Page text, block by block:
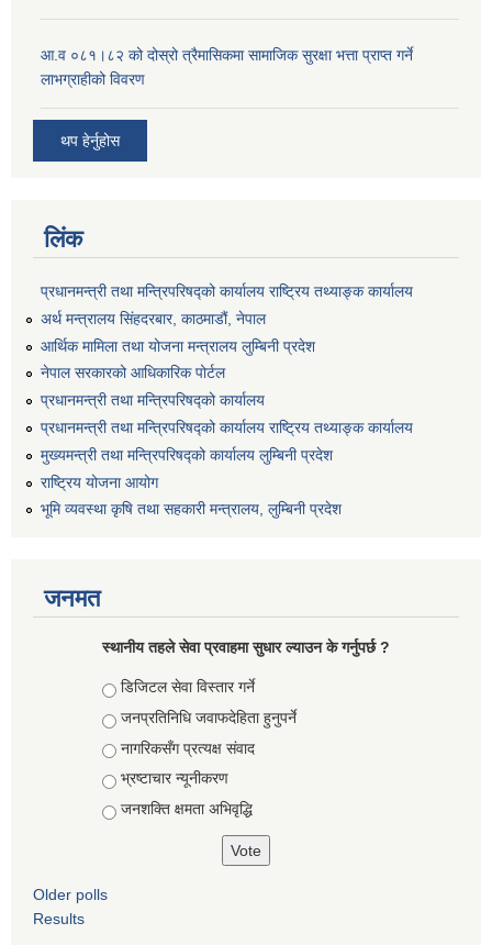
आ.व ०८१।८२ को दोस्रो त्रैमासिकमा सामाजिक सुरक्षा भत्ता प्राप्त गर्ने
लाभग्राहीको विवरण
थप हेर्नुहोस
लिंक
प्रधानमन्त्री तथा मन्त्रिपरिषद्को कार्यालय राष्ट्रिय तथ्याङ्क कार्यालय
अर्थ मन्त्रालय सिंहदरबार, काठमाडौं, नेपाल
आर्थिक मामिला तथा योजना मन्त्रालय लुम्बिनी प्रदेश
नेपाल सरकारको आधिकारिक पोर्टल
प्रधानमन्त्री तथा मन्त्रिपरिषद्को कार्यालय
प्रधानमन्त्री तथा मन्त्रिपरिषद्को कार्यालय राष्ट्रिय तथ्याङ्क कार्यालय
मुख्यमन्त्री तथा मन्त्रिपरिषद्को कार्यालय लुम्बिनी प्रदेश
राष्ट्रिय योजना आयोग
भूमि व्यवस्था कृषि तथा सहकारी मन्त्रालय, लुम्बिनी प्रदेश
जनमत
स्थानीय तहले सेवा प्रवाहमा सुधार ल्याउन के गर्नुपर्छ ?
Choices
डिजिटल सेवा विस्तार गर्ने
जनप्रतिनिधि जवाफदेहिता हुनुपर्ने
नागरिकसँग प्रत्यक्ष संवाद
भ्रष्टाचार न्यूनीकरण
जनशक्ति क्षमता अभिवृद्धि
Older polls
Results